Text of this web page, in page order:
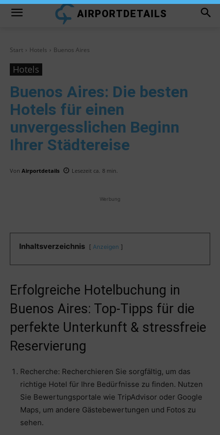
AIRPORTDETAILS
Start Hotels Buenos Aires
Hotels
Buenos Aires: Die besten
Hotels für einen
unvergesslichen Beginn
Ihrer Städtereise
Von Airportdetails Lesezeit ca. 8 min.
Werbung
Inhaltsverzeichnis Anzeigen
Erfolgreiche Hotelbuchung in
Buenos Aires: Top-Tipps für die
perfekte Unterkunft & stressfreie
Reservierung
Recherche: Recherchieren Sie sorgfältig, um das
richtige Hotel für Ihre Bedürfnisse zu finden. Nutzen
Sie Bewertungsportale wie TripAdvisor oder Google
Maps, um andere Gästebewertungen und Fotos zu
sehen.